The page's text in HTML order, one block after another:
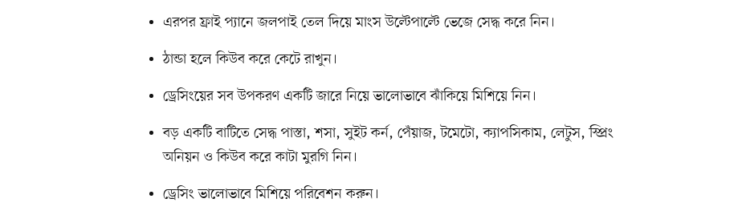
এরপর ফ্রাই প্যানে জলপাই তেল দিয়ে মাংস উল্টেপাল্টে ভেজে সেদ্ধ করে নিন।
ঠান্ডা হলে কিউব করে কেটে রাখুন।
ড্রেসিংয়ের সব উপকরণ একটি জারে নিয়ে ভালোভাবে ঝাঁকিয়ে মিশিয়ে নিন।
বড় একটি বাটিতে সেদ্ধ পাস্তা, শসা, সুইট কর্ন, পেঁয়াজ, টমেটো, ক্যাপসিকাম, লেটুস, স্প্রিং
অনিয়ন ও কিউব করে কাটা মুরগি নিন।
ড্রেসিং ভালোভাবে মিশিয়ে পরিবেশন করুন।